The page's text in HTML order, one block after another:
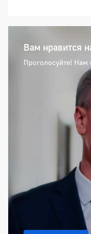
Вам нравится
Проголосуйте!